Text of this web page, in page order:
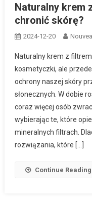
Naturalny krem
chronić skórę?
2024-12-20
Naturalny krem z
kosmetyczki, ale
ochrony naszej skóry
słonecznych. W dobie
coraz więcej osób
wybierając te, które
mineralnych filtrach.
rozwiązania, które […]
Continue Reading